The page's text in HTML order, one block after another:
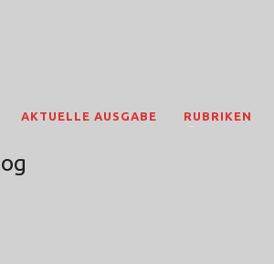
AKTUELLE AUSGABE RUBRIKEN